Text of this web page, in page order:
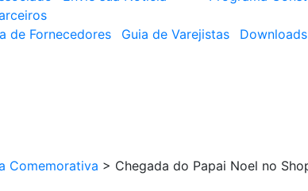
de Fornecedores Guia de Varejistas Downloads
Comemorativa > Chegada do Papai Noel no